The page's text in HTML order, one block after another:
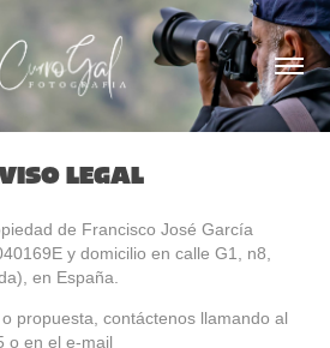
LEGAL
de Francisco José García
y domicilio en calle G1, n8,
en España.
propuesta, contáctenos llamando al
o en el e-mail